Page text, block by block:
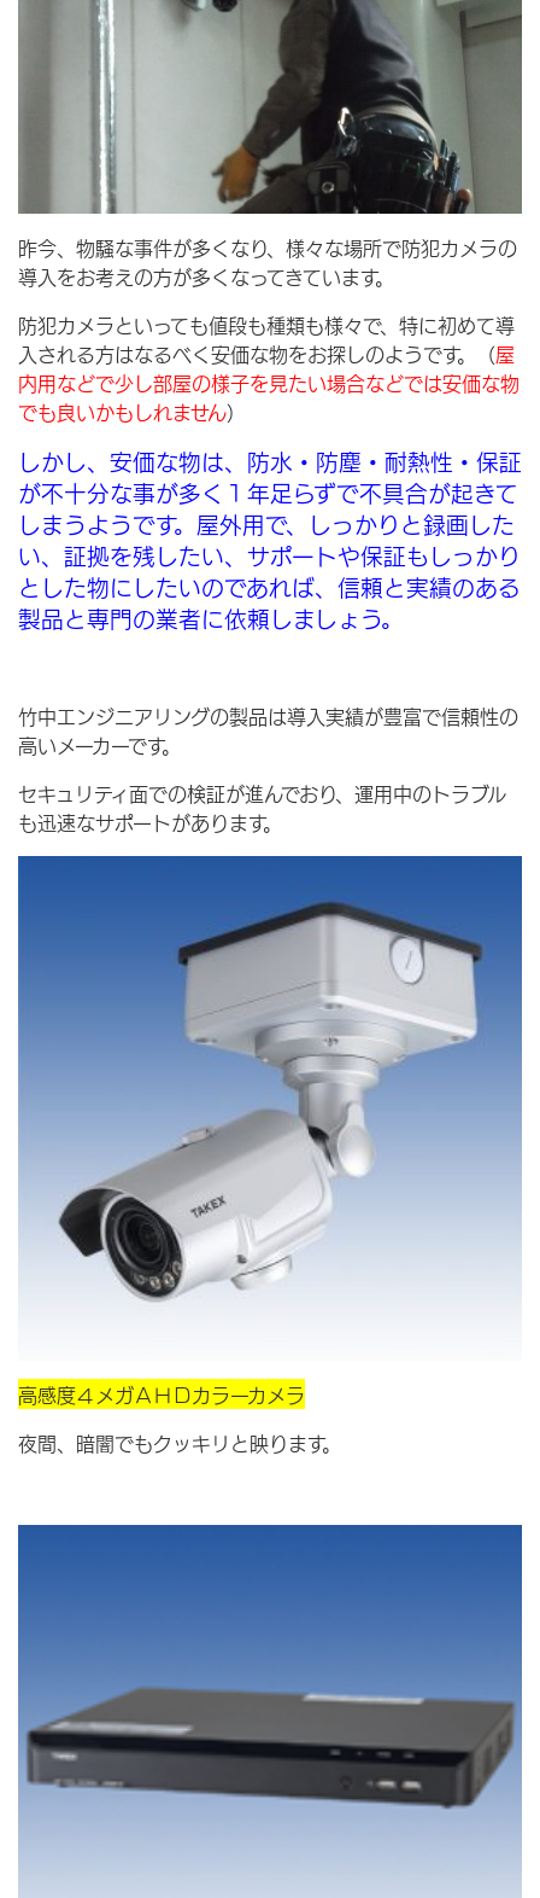
昨今、物騒な事件が多くなり、様々な場所で防犯カメラの
導入をお考えの方が多くなってきています。
防犯カメラといっても値段も種類も様々で、特に初めて導
入される方はなるべく安価な物をお探しのようです。（屋
内用などで少し部屋の様子を見たい場合などでは安価な物
でも良いかもしれません）
しかし、安価な物は、防水・防塵・耐熱性・保証
が不十分な事が多く１年足らずで不具合が起きて
しまうようです。屋外用で、しっかりと録画した
い、証拠を残したい、サポートや保証もしっかり
とした物にしたいのであれば、信頼と実績のある
製品と専門の業者に依頼しましょう。
竹中エンジニアリングの製品は導入実績が豊富で信頼性の
高いメーカーです。
セキュリティ面での検証が進んでおり、運用中のトラブル
も迅速なサポートがあります。
高感度４メガＡＨＤカラーカメラ
夜間、暗闇でもクッキリと映ります。